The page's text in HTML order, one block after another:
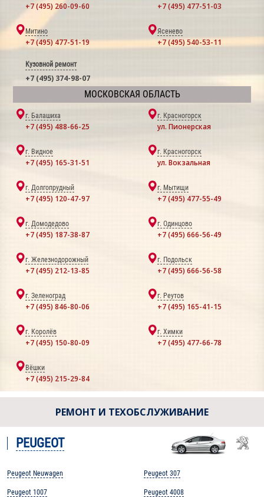
+7 (495) 260-09-60 +7 (495) 477-51-03
Митино
+7 (495) 477-51-19
Ясенево
+7 (495) 540-53-11
Кузовной ремонт
+7 (495) 374-98-07
МОСКОВСКАЯ ОБЛАСТЬ
г. Балашиха
+7 (495) 488-66-25
г. Красногорск
ул. Пионерская
г. Видное
+7 (495) 165-31-51
г. Красногорск
ул. Вокзальная
г. Долгопрудный
+7 (495) 120-47-97
г. Мытищи
+7 (495) 477-55-49
г. Домодедово
+7 (495) 187-38-87
г. Одинцово
+7 (495) 666-56-49
г. Железнодорожный
+7 (495) 212-13-85
г. Подольск
+7 (495) 666-56-58
г. Зеленоград
+7 (495) 846-80-06
г. Реутов
+7 (495) 165-41-15
г. Королёв
+7 (495) 150-80-09
г. Химки
+7 (495) 477-66-78
Вёшки
+7 (495) 215-29-84
РЕМОНТ И ТЕХОБСЛУЖИВАНИЕ
PEUGEOT
Peugeot Neuwagen
Peugeot 1007
Peugeot 307
Peugeot 4008